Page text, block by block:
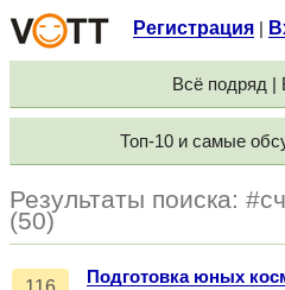
Регистрация
Всё подряд |
Топ-10 и самые
Результаты поиска:
(50)
Подготовка юных